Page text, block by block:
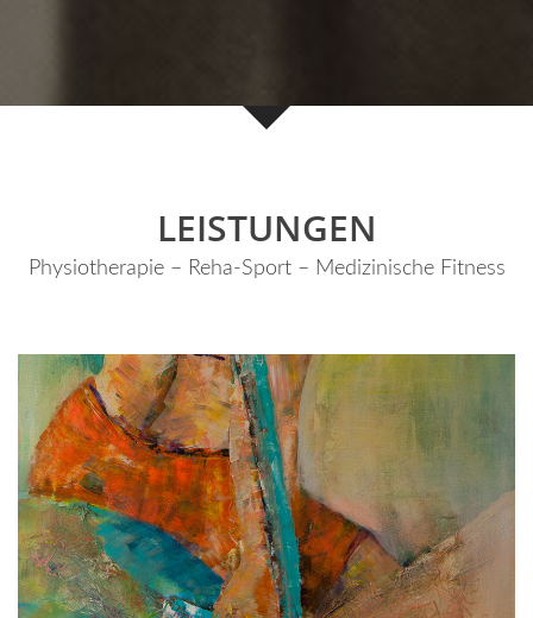
LEISTUNGEN
Physiotherapie – Reha-Sport – Medizinische Fitness